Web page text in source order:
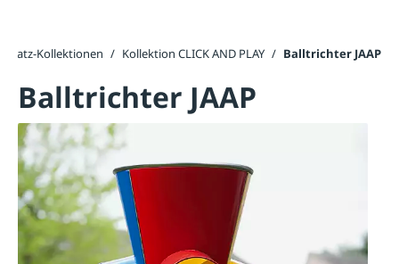
Kollektionen / Kollektion CLICK AND PLAY / Balltrichter JAAP
Balltrichter JAAP